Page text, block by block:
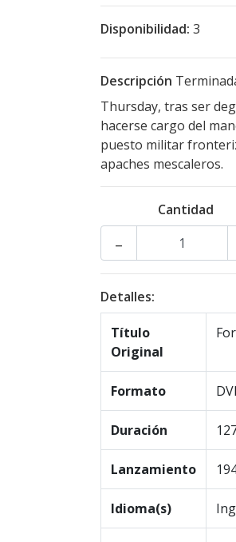
Disponibilidad: 3
Descripción
Thursday, tras ser
hacerse cargo del
puesto militar
apaches mescaleros.
Cantidad
-
Detalles:
Título
Original
Formato
Duración
Lanzamiento
Idioma(s)